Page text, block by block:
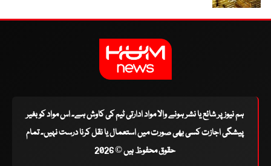
ہم نیوز پر شائع یا نشر ہونے والا مواد ادارتی ٹیم کی کاوش ہے۔ اس مواد کو بغیر
پیشگی اجازت کسی بھی صورت میں استعمال یا نقل کرنا درست نہیں۔ تمام
حقوق محفوظ ہیں © 2026